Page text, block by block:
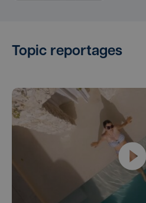
Topic reportages